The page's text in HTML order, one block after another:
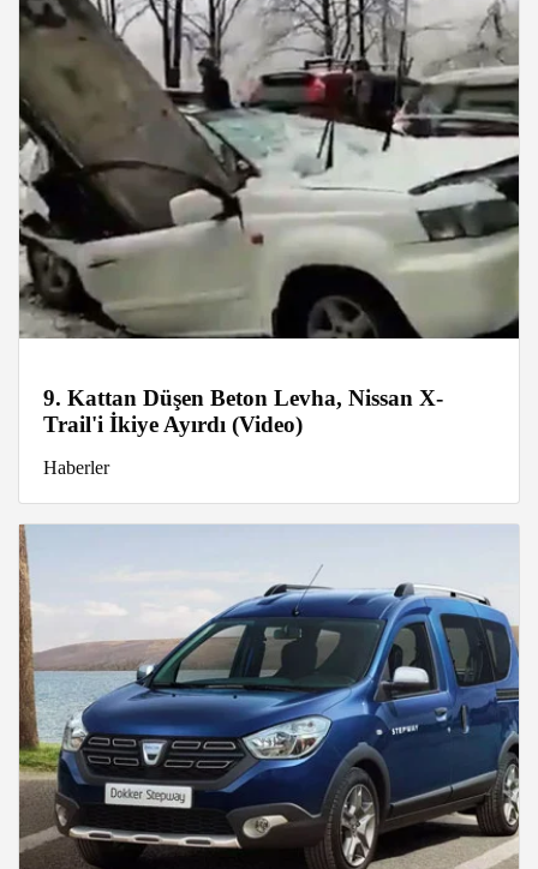
9. Kattan Düşen Beton Levha, Nissan X-
Trail'i İkiye Ayırdı (Video)
Haberler